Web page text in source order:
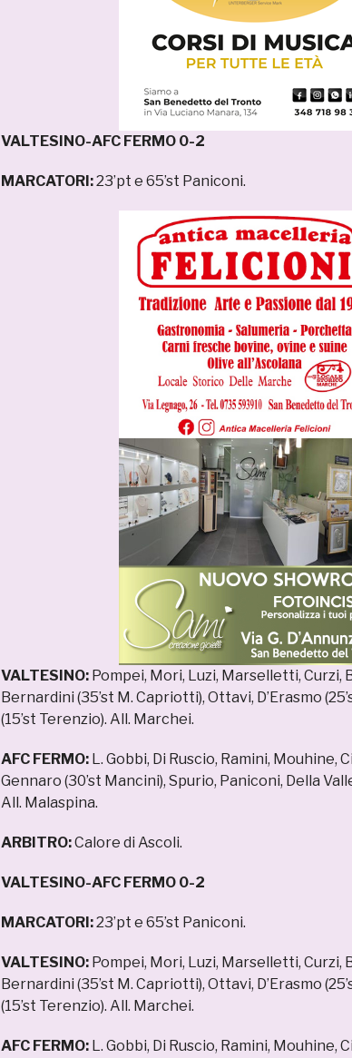
VALTESINO-AFC FERMO 0-2
MARCATORI:23’pt e 65’st Paniconi.
VALTESINO: Pompei, Mori, Luzi, Marselletti, Curzi,
Bernardini (35’st M. Capriotti), Ottavi, D’Erasmo
(15’st Terenzio). All. Marchei.
AFC FERMO: L. Gobbi, Di Ruscio, Ramini, Mouhine,
Gennaro (30’st Mancini), Spurio, Paniconi, Della
All. Malaspina.
ARBITRO:Calore di Ascoli.
VALTESINO-AFC FERMO 0-2
MARCATORI:23’pt e 65’st Paniconi.
VALTESINO: Pompei, Mori, Luzi, Marselletti, Curzi,
Bernardini (35’st M. Capriotti), Ottavi, D’Erasmo
(15’st Terenzio). All. Marchei.
AFC FERMO: L. Gobbi, Di Ruscio, Ramini, Mouhine,